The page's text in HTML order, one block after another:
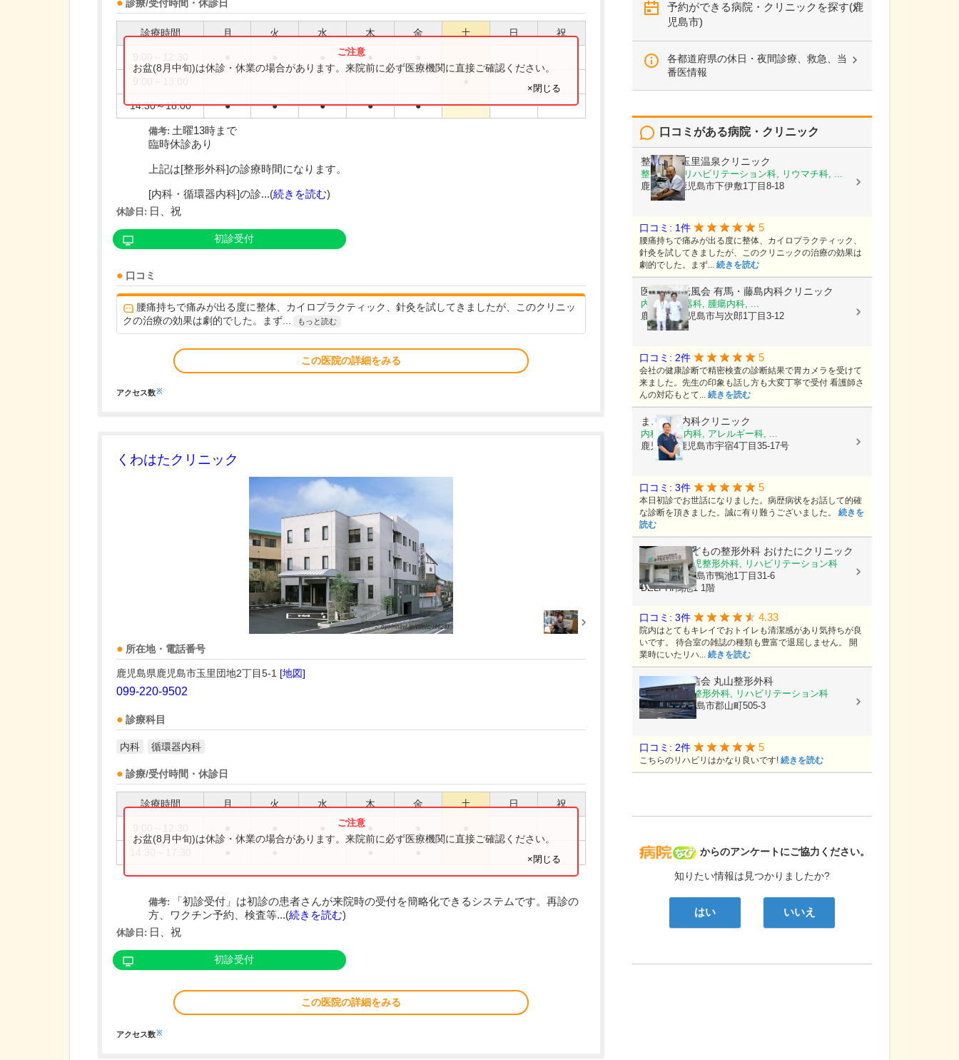
診療/受付時間・休診日
診療時間 月 火 水 木 金 土 日 祝
14:30～18:00 ● ● ● ● ●
お盆(8月中旬)は休診・休業の場合があります。来院前に必ず医療機関に直接ご確認ください。
×閉じる
備考: 土曜13時まで
臨時休診あり
上記は[整形外科]の診療時間になります。
[内科・循環器内科]の診...(続きを読む)
休診日: 日、祝
初診受付
口コミ
腰痛持ちで痛みが出る度に整体、カイロプラクティック、針灸を試してきましたが、このクリニッ
クの治療の効果は劇的でした。まず...
もっと読む
この医院の詳細をみる
アクセス数※
くわはたクリニック
所在地・電話番号
鹿児島県鹿児島市玉里団地2丁目5-1 [地図]
099-220-9502
診療科目
内科 循環器内科
診療/受付時間・休診日
診療時間 月 火 水 木 金 土 日 祝
お盆(8月中旬)は休診・休業の場合があります。来院前に必ず医療機関に直接ご確認ください。
×閉じる
備考:
「初診受付」は初診の患者さんが来院時の受付を簡略化できるシステムです。再診の
方、ワクチン予約、検査等...(続きを読む)
休診日: 日、祝
初診受付
この医院の詳細をみる
アクセス数※
予約ができる病院・クリニックを探す(鹿
児島市)
各都道府県の休日・夜間診療、救急、当
番医情報
病院なび
からのアンケートにご協力ください。
知りたい情報は見つかりましたか?
はい いいえ
口コミがある病院・クリニック
整形外科玉里温泉クリニック
整形外科, リハビリテーション科, リウマチ科, ...
鹿児島県鹿児島市下伊敷1丁目8-18
口コミ: 1件 5
腰痛持ちで痛みが出る度に整体、カイロプラクティック、
針灸を試してきましたが、このクリニックの治療の効果は
劇的でした。まず... 続きを読む
医療法人光風会 有馬・藤島内科クリニック
内科, 消化器科, 腫瘍内科, ...
鹿児島県鹿児島市与次郎1丁目3-12
口コミ: 2件 5
会社の健康診断で精密検査の診断結果で胃カメラを受けて
来ました。先生の印象も話し方も大変丁寧で受付 看護師さ
んの対応もとて... 続きを読む
まごころ内科クリニック
内科, 神経内科, アレルギー科, ...
鹿児島県鹿児島市宇宿4丁目35-17号
口コミ: 3件 5
本日初診でお世話になりました。病歴病状をお話して的確
な診断を頂きました。誠に有り難うございました。 続きを
読む
おとなとこどもの整形外科 おけたにクリニック
整形外科, 小児整形外科, リハビリテーション科
鹿児島県鹿児島市鴨池1丁目31-6
DELPHI鴨池1 1階
口コミ: 3件 4.33
院内はとてもキレイでおトイレも清潔感があり気持ちが良
いです。 待合室の雑誌の種類も豊富で退屈しません。 開
業時にいたリハ... 続きを読む
医療法人恵信会 丸山整形外科
リウマチ科, 整形外科, リハビリテーション科
鹿児島県鹿児島市郡山町505-3
口コミ: 2件 5
こちらのリハビリはかなり良いです! 続きを読む